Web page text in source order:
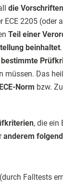
die
ECE 2205 (oder
Teil einer
beinhaltet
bestimmte
müssen. Das
Norm bzw.
, die ein
anderem
Falltests